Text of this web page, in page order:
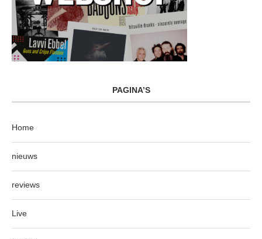
PAGINA’S
Home
nieuws
reviews
Live